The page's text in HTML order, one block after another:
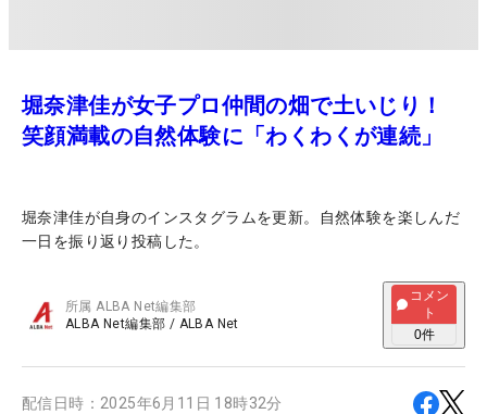
堀奈津佳が女子プロ仲間の畑で土いじり！
笑顔満載の自然体験に「わくわくが連続」
堀奈津佳が自身のインスタグラムを更新。自然体験を楽しんだ
一日を振り返り投稿した。
所属ALBA Net編集部
ALBA Net編集部 / ALBA Net
コメン
ト
0件
配信日時： 2025年6月11日 18時32分